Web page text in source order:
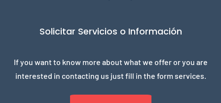
Solicitar Servicios o Información
If you want to know more about what we offer or you are
interested in contacting us just fill in the form services.